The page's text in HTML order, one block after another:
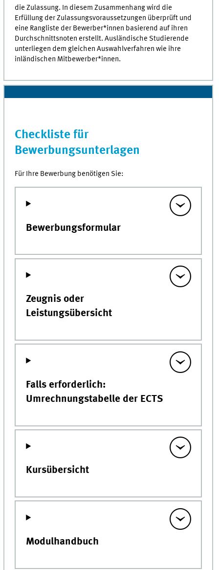
die Zulassung. In diesem Zusammenhang wird die
Erfüllung der Zulassungsvoraussetzungen überprüft und
eine Rangliste der Bewerber*innen basierend auf ihren
Durchschnittsnoten erstellt. Ausländische Studierende
unterliegen dem gleichen Auswahlverfahren wie ihre
inländischen Mitbewerber*innen.
Checkliste für
Bewerbungsunterlagen
Für Ihre Bewerbung benötigen Sie:
Bewerbungsformular
Zeugnis oder
Leistungsübersicht
Falls erforderlich:
Umrechnungstabelle der ECTS
Kursübersicht
Modulhandbuch